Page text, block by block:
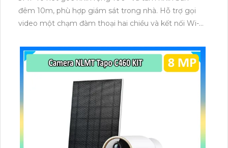
đêm 10m, phù hợp giám sát trong nhà. Hỗ trợ gọi
video một chạm đàm thoại hai chiều và kết nối Wi-Fi
microSD tối đa 256GB hoặc lưu đám mây dễ lắp đặt
cho gia đình và văn phòng nhỏ.